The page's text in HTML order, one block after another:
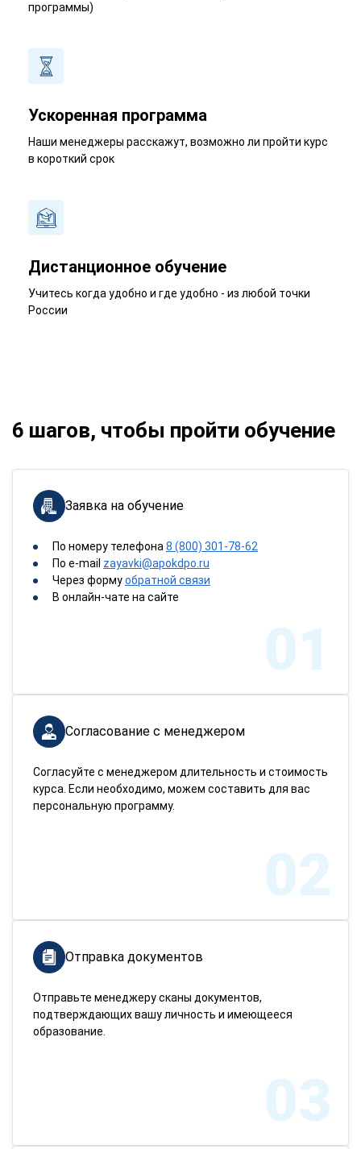
программы)
Ускоренная программа
Наши менеджеры расскажут, возможно ли пройти курс
в короткий срок
Дистанционное обучение
Учитесь когда удобно и где удобно - из любой точки
России
6 шагов, чтобы пройти обучение
Заявка на обучение
По номеру телефона8 (800) 301-78-62
По e-mail zayavki@apokdpo.ru
Через формуобратной связи
В онлайн-чате на сайте
01
Согласование с менеджером
Согласуйте с менеджером длительность и стоимость
курса. Если необходимо, можем составить для вас
персональную программу.
02
Отправка документов
Отправьте менеджеру сканы документов,
подтверждающих вашу личность и имеющееся
образование.
03